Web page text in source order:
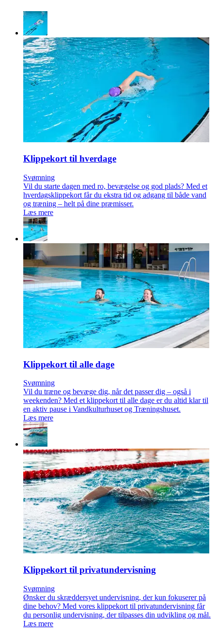
Klippekort til hverdage
Svømning
Vil du starte dagen med ro, bevægelse og god plads? Med et
hverdagsklippekort får du ekstra tid og adgang til både vand
og træning – helt på dine præmisser.
Læs mere
Klippekort til alle dage
Svømning
Vil du træne og bevæge dig, når det passer dig – også i
weekenden? Med et klippekort til alle dage er du altid klar til
en aktiv pause i Vandkulturhuset og Træningshuset.
Læs mere
Klippekort til privat­undervisning
Svømning
Ønsker du skræddersyet undervisning, der kun fokuserer på
dine behov? Med vores klippekort til privatundervisning får
du personlig undervisning, der tilpasses din udvikling og mål.
Læs mere